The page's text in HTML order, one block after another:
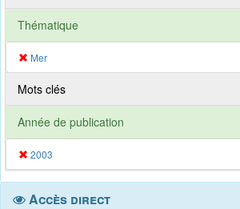
Thématique
Mer
Mots clés
Année de publication
2003
Accès direct